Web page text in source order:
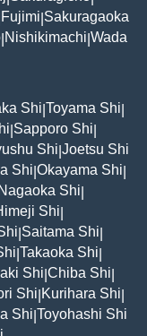
Fujimi Sakuragaoka
Nishikimachi Wada
Shi Toyama Shi
Sapporo Shi
Shi Joetsu Shi
Shi Okayama Shi
Nagaoka Shi
Shi
Saitama Shi
Takaoka Shi
Shi Chiba Shi
Shi Kurihara Shi
Shi Toyohashi Shi